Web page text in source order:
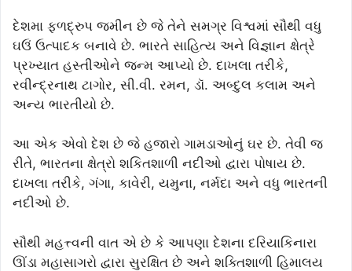
દેશમા ફળદ્રુપ જમીન છે જે તેને સમગ્ર વિશ્વમાં સૌથી વધુ
ઘઉં ઉત્પાદક બનાવે છે. ભારતે સાહિત્ય અને વિજ્ઞાન ક્ષેત્રે
પ્રખ્યાત હસ્તીઓને જન્મ આપ્યો છે. દાખલા તરીકે,
રવીન્દ્રનાથ ટાગોર, સી.વી. રમન, ડૉ. અબ્દુલ કલામ અને
અન્ય ભારતીયો છે.
આ એક એવો દેશ છે જે હજારો ગામડાઓનું ઘર છે. તેવી જ
રીતે, ભારતના ક્ષેત્રો શકિતશાળી નદીઓ દ્વારા પોષાય છે.
દાખલા તરીકે, ગંગા, કાવેરી, યમુના, નર્મદા અને વધુ ભારતની
નદીઓ છે.
સૌથી મહત્ત્વની વાત એ છે કે આપણા દેશના દરિયાકિનારા
ઊંડા મહાસાગરો દ્વારા સુરક્ષિત છે અને શક્તિશાળી હિમાલય